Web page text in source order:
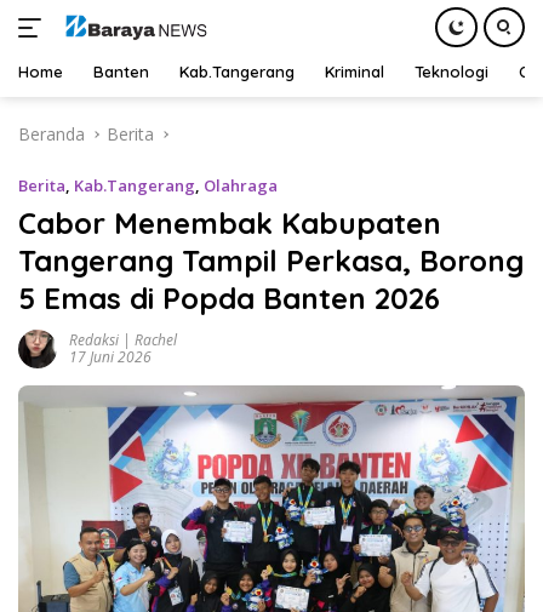
Home Banten Kab.Tangerang Kriminal Teknologi
Beranda Berita
Berita, Kab.Tangerang, Olahraga
Cabor Menembak Kabupaten
Tangerang Tampil Perkasa, Borong
5 Emas di Popda Banten 2026
Redaksi | Rachel
17 Juni 2026